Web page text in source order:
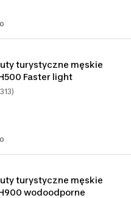
turystyczne męskie
Faster light
turystyczne męskie
wodoodporne